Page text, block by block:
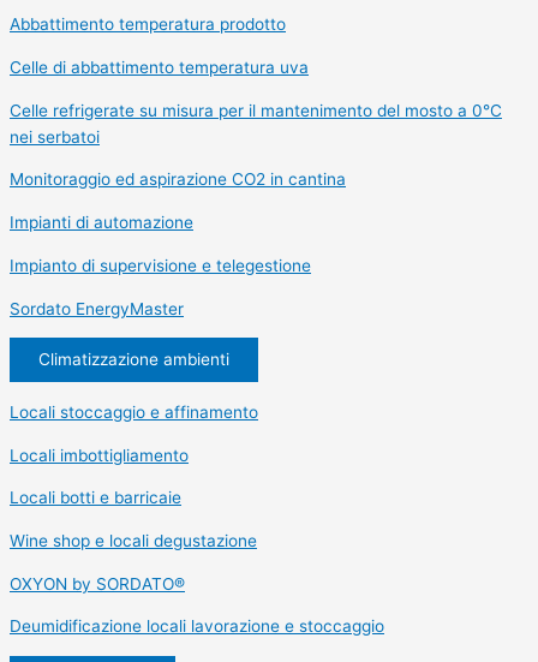
Abbattimento temperatura prodotto
Celle di abbattimento temperatura uva
Celle refrigerate su misura per il mantenimento del mosto a 0°C
nei serbatoi
Monitoraggio ed aspirazione CO2 in cantina
Impianti di automazione
Impianto di supervisione e telegestione
Sordato EnergyMaster
Climatizzazione ambienti
Locali stoccaggio e affinamento
Locali imbottigliamento
Locali botti e barricaie
Wine shop e locali degustazione
OXYON by SORDATO®
Deumidificazione locali lavorazione e stoccaggio